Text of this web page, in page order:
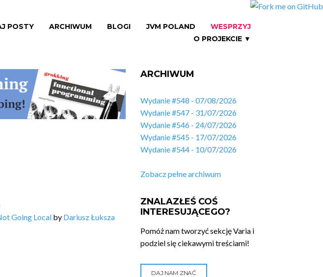
POSTY ARCHIWUM BLOGI JVM POLAND
WESPRZYJ
O PROJEKCIE ▼
Going Local by Dariusz Łuksza
ARCHIWUM
Wydanie #548 - 07/08/2026
Wydanie #547 - 31/07/2026
Wydanie #546 - 24/07/2026
Wydanie #545 - 17/07/2026
Wydanie #544 - 10/07/2026
Zobacz pełne archiwum
ZNALAZŁEŚ COŚ
INTERESUJĄCEGO?
Pomóż nam tworzyć sekcję Varia i
podziel się ciekawymi treściami!
DAJ NAM ZNAĆ